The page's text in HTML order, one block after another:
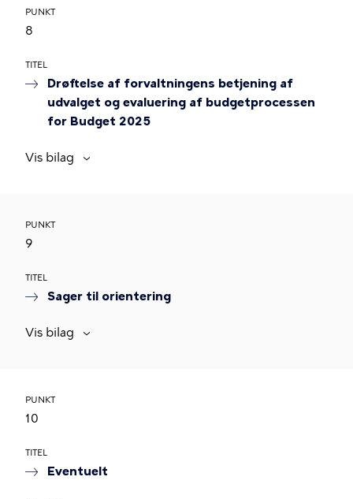
PUNKT
8
TITEL
Drøftelse af forvaltningens betjening af
udvalget og evaluering af budgetprocessen
for Budget 2025
Vis bilag
PUNKT
9
TITEL
Sager til orientering
Vis bilag
PUNKT
10
TITEL
Eventuelt